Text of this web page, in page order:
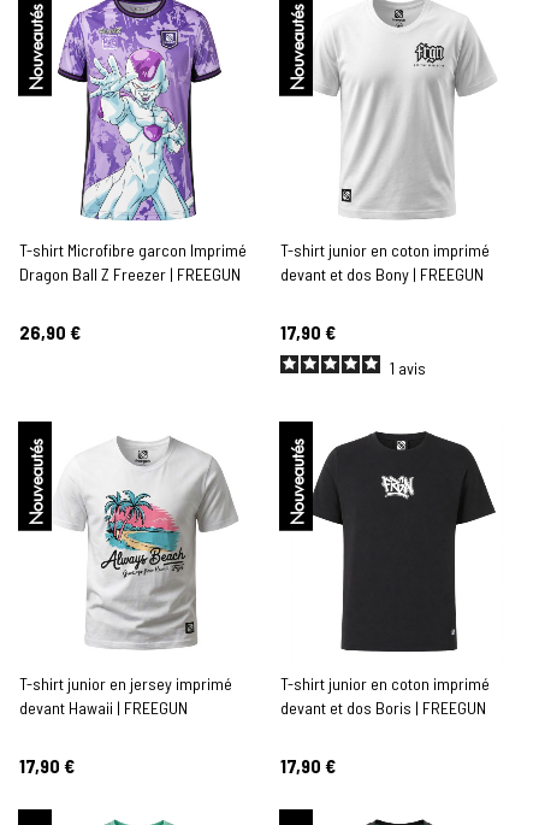
Nouveautés
T-shirt Microfibre garcon Imprimé
Dragon Ball Z Freezer | FREEGUN
26,90 €
Nouveautés
T-shirt junior en coton imprimé
devant et dos Bony | FREEGUN
17,90 €
1 avis
Nouveautés
T-shirt junior en jersey imprimé
devant Hawaii | FREEGUN
17,90 €
Nouveautés
T-shirt junior en coton imprimé
devant et dos Boris | FREEGUN
17,90 €